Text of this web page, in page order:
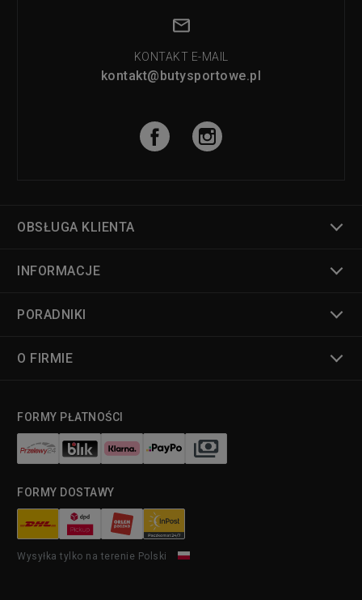
KONTAKT E-MAIL
kontakt@butysportowe.pl
OBSŁUGA KLIENTA
INFORMACJE
PORADNIKI
O FIRMIE
FORMY PŁATNOŚCI
FORMY DOSTAWY
Wysyłka tylko na terenie Polski